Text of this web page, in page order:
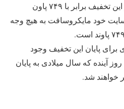
داشته.قیمت اصلی آن قبل از این تخفیف برابر با ۷۴۹ پاون
خود مایکروسافت به هیچ وجه
پایان این تخفیف وجود
ندارد،اما به نظر می رسد تا ۶ روز آینده که سال میلادی به پایان
خواهند شد.